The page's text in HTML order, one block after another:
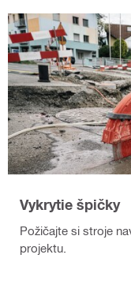
Vykrytie špičky
Požičajte si stroje
projektu.